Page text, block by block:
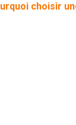
choisir